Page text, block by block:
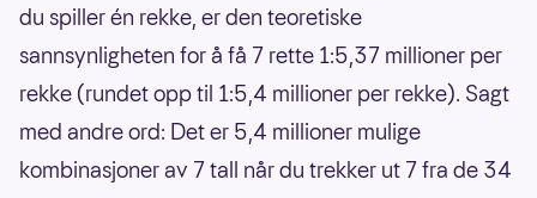
du spiller én rekke, er den teoretiske
sannsynligheten for å få 7 rette 1:5,37 millioner per
rekke (rundet opp til 1:5,4 millioner per rekke). Sagt
med andre ord: Det er 5,4 millioner mulige
kombinasjoner av 7 tall når du trekker ut 7 fra de 34